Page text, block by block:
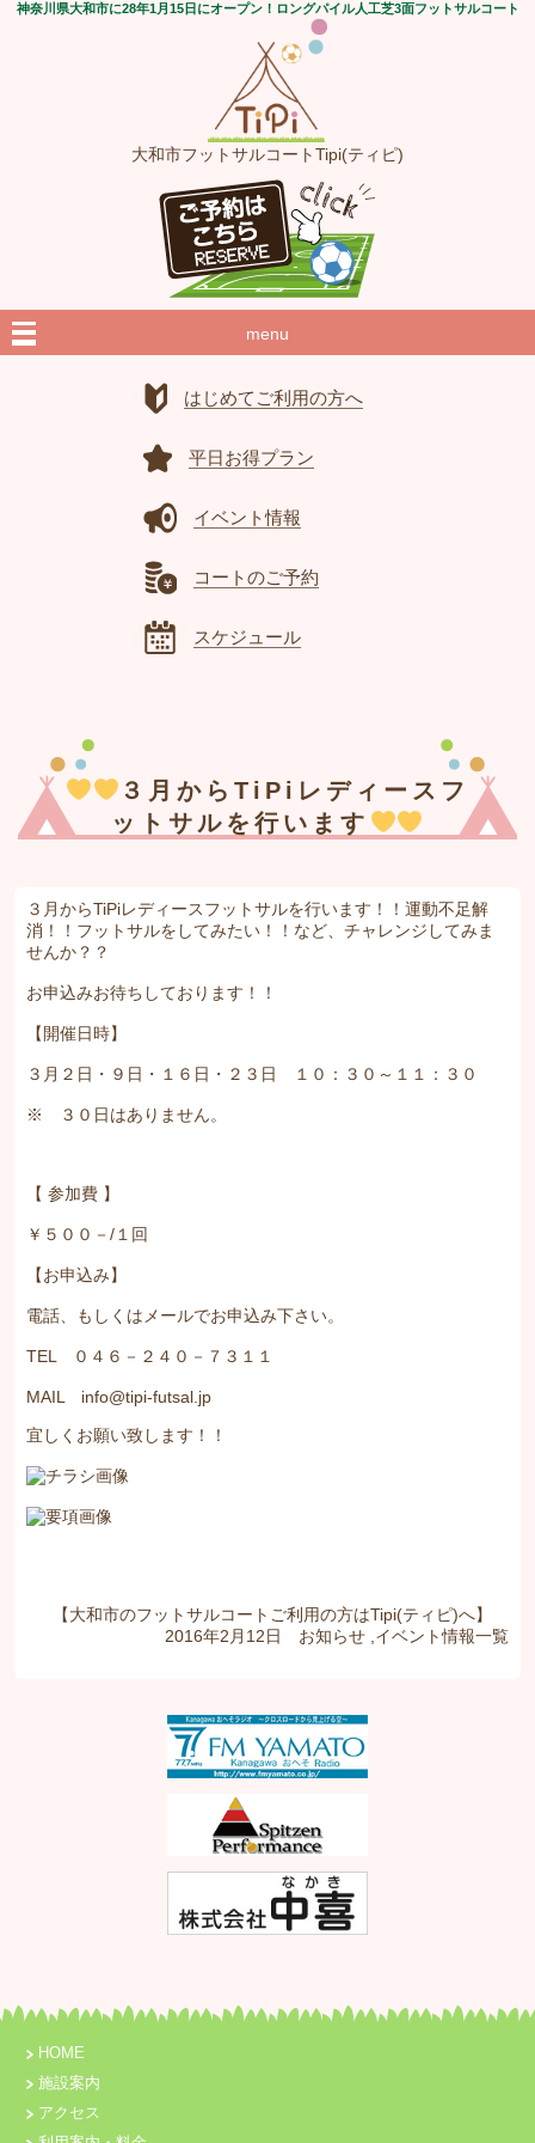
神奈川県大和市に28年1月15日にオープン！ロングパイル人工芝3面フットサルコート
大和市フットサルコートTipi(ティピ)
menu
はじめてご利用の方へ
平日お得プラン
イベント情報
コートのご予約
スケジュール
３月からTiPiレディースフ
ットサルを行います
３月からTiPiレディースフットサルを行います！！運動不足解
消！！フットサルをしてみたい！！など、チャレンジしてみま
せんか？？
お申込みお待ちしております！！
【開催日時】
３月２日・９日・１６日・２３日 １０：３０～１１：３０
※ ３０日はありません。
【 参加費 】
￥５００－/１回
【お申込み】
電話、もしくはメールでお申込み下さい。
TEL ０４６－２４０－７３１１
MAIL info@tipi-futsal.jp
宜しくお願い致します！！
【大和市のフットサルコートご利用の方はTipi(ティピ)へ】
2016年2月12日 お知らせ, イベント情報一覧
HOME
施設案内
アクセス